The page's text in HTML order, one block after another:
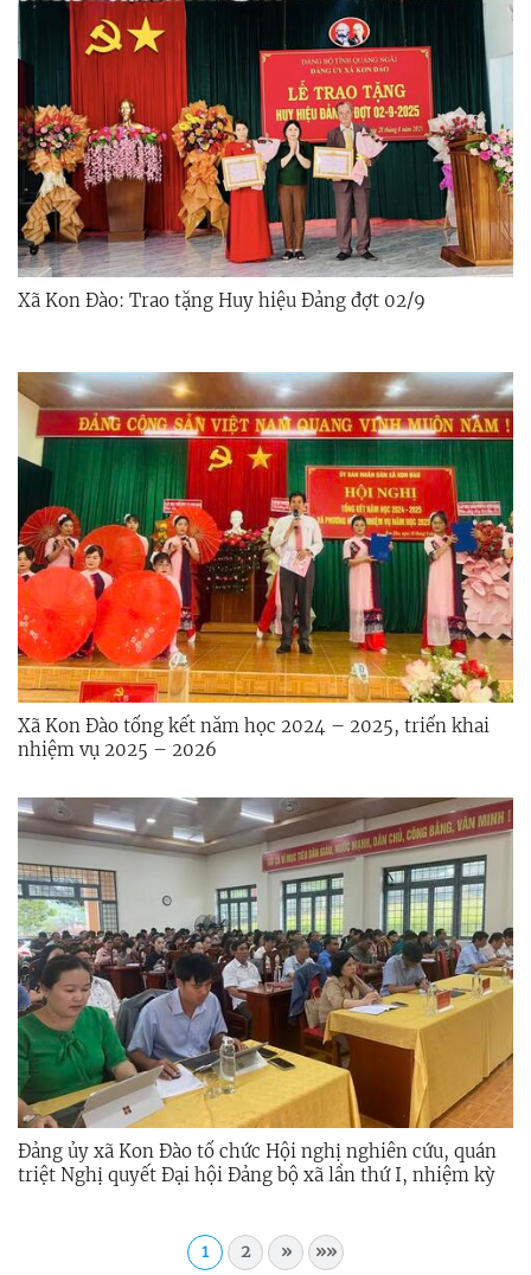
Xã Kon Đào: Trao tặng Huy hiệu Đảng đợt 02/9
Xã Kon Đào tổng kết năm học 2024 – 2025, triển khai
nhiệm vụ 2025 – 2026
Đảng ủy xã Kon Đào tổ chức Hội nghị nghiên cứu, quán
triệt Nghị quyết Đại hội Đảng bộ xã lần thứ I, nhiệm kỳ
1 2 » »»